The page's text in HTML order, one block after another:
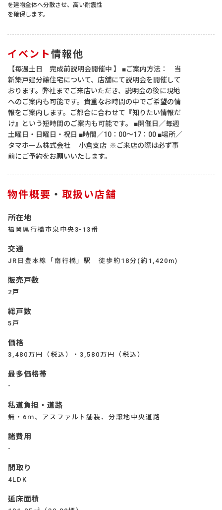
を建物全体へ分散させ、高い耐震性
を確保します。
イベント 情報他
【毎週土日 完成前説明会開催中 】 ■ご案内方法： 当
新築戸建分譲住宅について、店舗にて説明会を開催して
おります。弊社までご来店いただき、説明会の後に現地
へのご案内も可能です。貴重なお時間の中でご希望の情
報をご案内します。ご都合に合わせて『知りたい情報だ
け』という短時間のご案内も可能です。 ■開催日／毎週
土曜日・日曜日・祝日 ■時間／10：00～17：00 ■場所／
タマホーム株式会社 小倉支店 ※ご来店の際は必ず事
前にご予約をお願いいたします。
物件概要 ・ 取扱い店舗
所在地
福岡県行橋市泉中央3-13番
交通
JR日豊本線「南行橋」駅 徒歩約18分(約1,420m)
販売戸数
2戸
総戸数
5戸
価格
3,480万円（税込）・3,580万円（税込）
最多価格帯
-
私道負担・道路
無・6ｍ、アスファルト舗装、分譲地中央道路
諸費用
-
間取り
4LDK
延床面積